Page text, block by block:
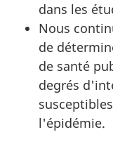
dans les
Nous
de
de santé
degrés
l'épidémie.